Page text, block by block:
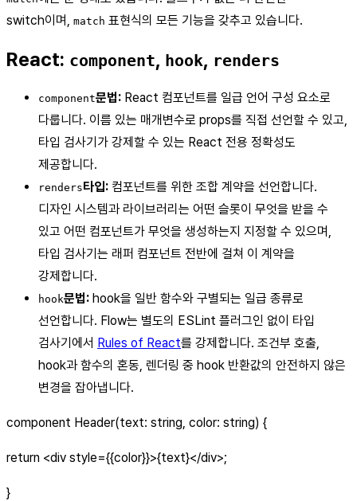
switch이며, match 표현식의 모든 기능을 갖추고 있습니다.
React: component, hook, renders
component문법: React 컴포넌트를 일급 언어 구성 요소로
다룹니다. 이름 있는 매개변수로 props를 직접 선언할 수 있고,
타입 검사기가 강제할 수 있는 React 전용 정확성도
제공합니다.
renders타입: 컴포넌트를 위한 조합 계약을 선언합니다.
디자인 시스템과 라이브러리는 어떤 슬롯이 무엇을 받을 수
있고 어떤 컴포넌트가 무엇을 생성하는지 지정할 수 있으며,
타입 검사기는 래퍼 컴포넌트 전반에 걸쳐 이 계약을
강제합니다.
hook문법: hook을 일반 함수와 구별되는 일급 종류로
선언합니다. Flow는 별도의 ESLint 플러그인 없이 타입
검사기에서 Rules of React를 강제합니다. 조건부 호출,
hook과 함수의 혼동, 렌더링 중 hook 반환값의 안전하지 않은
변경을 잡아냅니다.
component Header(text: string, color: string) {
return <div style={{color}}>{text}</div>;
}